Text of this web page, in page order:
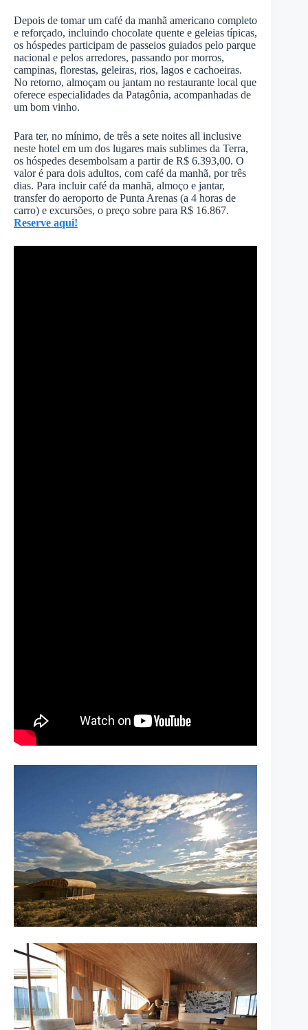
Depois de tomar um café da manhã americano completo
e reforçado, incluindo chocolate quente e geleias típicas,
os hóspedes participam de passeios guiados pelo parque
nacional e pelos arredores, passando por morros,
campinas, florestas, geleiras, rios, lagos e cachoeiras.
No retorno, almoçam ou jantam no restaurante local que
oferece especialidades da Patagônia, acompanhadas de
um bom vinho.
Para ter, no mínimo, de três a sete noites all inclusive
neste hotel em um dos lugares mais sublimes da Terra,
os hóspedes desembolsam a partir de R$ 6.393,00. O
valor é para dois adultos, com café da manhã, por três
dias. Para incluir café da manhã, almoço e jantar,
transfer do aeroporto de Punta Arenas (a 4 horas de
carro) e excursões, o preço sobre para R$ 16.867.
Reserve aqui!